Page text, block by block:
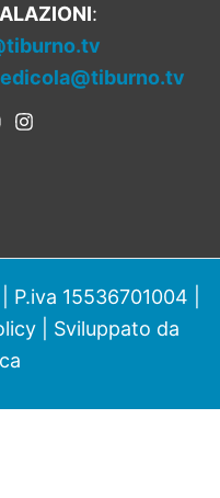
:
edicola@tiburno.tv
15536701004 |
| Sviluppato da